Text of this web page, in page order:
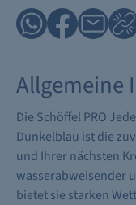
Allgemeine
Die Schöffel PRO
Dunkelblau ist die
und Ihrer nächsten
wasserabweisender
bietet sie starken